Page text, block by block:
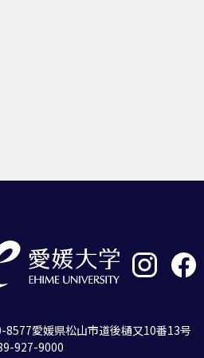
8577愛媛県松山市道後樋又10番13号
927-9000